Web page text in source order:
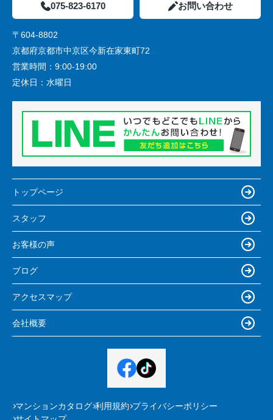
075-823-6170 お問い合わせ
〒604-8802
京都府京都市中京区今新在家東町72
営業時間： 9:00-19:00
定休日： 水曜日
トップページ
スタッフ
お客様の声
ブログ
アクセスマップ
会社概要
マンションカタログ 利用規約 プライバシーポリシー